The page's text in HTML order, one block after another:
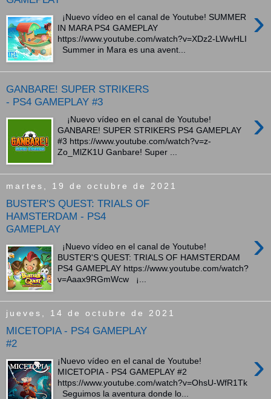
›
¡Nuevo vídeo en el canal de Youtube! SUMMER
IN MARA PS4 GAMEPLAY
https://www.youtube.com/watch?v=XDz2-LWwHLI
Summer in Mara es una avent...
GANBARE! SUPER STRIKERS
- PS4 GAMEPLAY #3
›
¡Nuevo vídeo en el canal de Youtube!
GANBARE! SUPER STRIKERS PS4 GAMEPLAY
#3 https://www.youtube.com/watch?v=z-
Zo_MlZK1U Ganbare! Super ...
martes, 19 de octubre de 2021
BUSTER'S QUEST: TRIALS OF
HAMSTERDAM - PS4
GAMEPLAY
›
¡Nuevo vídeo en el canal de Youtube!
BUSTER'S QUEST: TRIALS OF HAMSTERDAM
PS4 GAMEPLAY https://www.youtube.com/watch?
v=Aaax9RGmWcw ¡...
jueves, 14 de octubre de 2021
MICETOPIA - PS4 GAMEPLAY
#2
›
¡Nuevo vídeo en el canal de Youtube!
MICETOPIA - PS4 GAMEPLAY #2
https://www.youtube.com/watch?v=OhsU-WfR1Tk
Seguimos la aventura donde lo...